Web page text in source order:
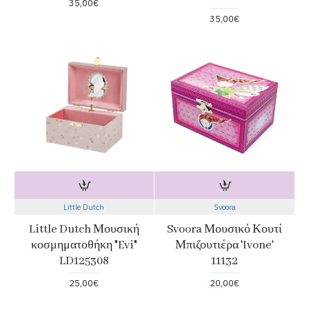
35,00€
35,00€
Little Dutch
Little Dutch Μουσική
κοσμηματοθήκη "Evi"
LD125308
25,00€
Svoora
Svoora Μουσικό Κουτί
Μπιζουτιέρα 'Ivone'
11132
20,00€